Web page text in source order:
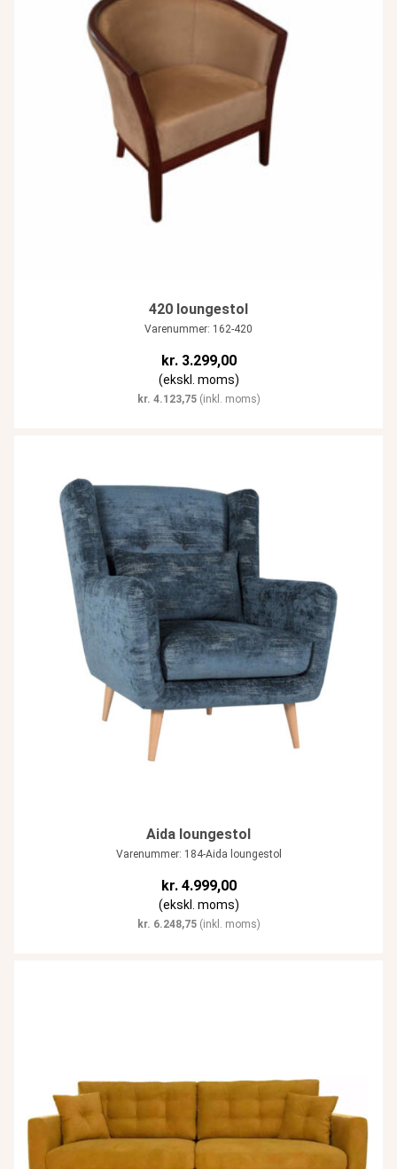
420 loungestol
Varenummer: 162-420
kr.3.299,00
(ekskl. moms)
kr. 4.123,75(inkl. moms)
Aida loungestol
Varenummer: 184-Aida loungestol
kr.4.999,00
(ekskl. moms)
kr. 6.248,75(inkl. moms)